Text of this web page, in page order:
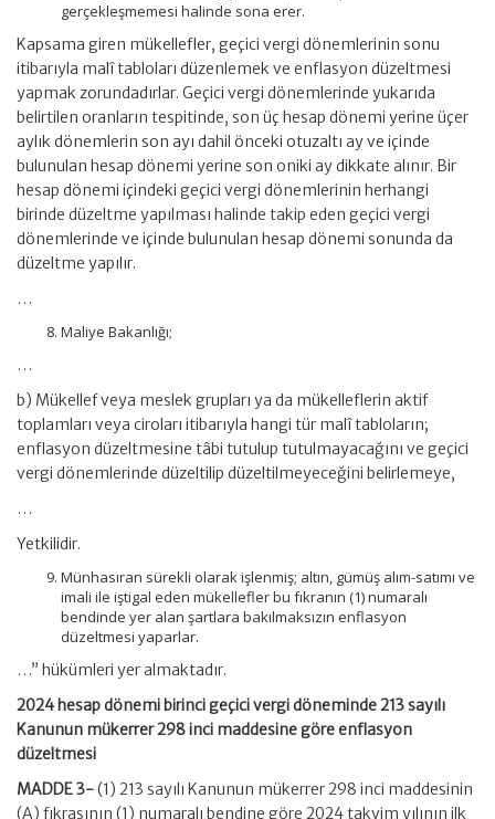
gerçekleşmemesi halinde sona erer.
Kapsama giren mükellefler, geçici vergi dönemlerinin sonu
itibarıyla malî tabloları düzenlemek ve enflasyon düzeltmesi
yapmak zorundadırlar. Geçici vergi dönemlerinde yukarıda
belirtilen oranların tespitinde, son üç hesap dönemi yerine üçer
aylık dönemlerin son ayı dahil önceki otuzaltı ay ve içinde
bulunulan hesap dönemi yerine son oniki ay dikkate alınır. Bir
hesap dönemi içindeki geçici vergi dönemlerinin herhangi
birinde düzeltme yapılması halinde takip eden geçici vergi
dönemlerinde ve içinde bulunulan hesap dönemi sonunda da
düzeltme yapılır.
…
Maliye Bakanlığı;
…
b) Mükellef veya meslek grupları ya da mükelleflerin aktif
toplamları veya ciroları itibarıyla hangi tür malî tabloların;
enflasyon düzeltmesine tâbi tutulup tutulmayacağını ve geçici
vergi dönemlerinde düzeltilip düzeltilmeyeceğini belirlemeye,
…
Yetkilidir.
Münhasıran sürekli olarak işlenmiş; altın, gümüş alım-satımı ve
imali ile iştigal eden mükellefler bu fıkranın (1) numaralı
bendinde yer alan şartlara bakılmaksızın enflasyon
düzeltmesi yaparlar.
…” hükümleri yer almaktadır.
2024 hesap dönemi birinci geçici vergi döneminde 213 sayılı
Kanunun mükerrer 298 inci maddesine göre enflasyon
düzeltmesi
MADDE 3-(1) 213 sayılı Kanunun mükerrer 298 inci maddesinin
(A) fıkrasının (1) numaralı bendine göre 2024 takvim yılının ilk